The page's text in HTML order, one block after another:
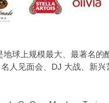
球上规模最大、最著名
人见面会、DJ 大战、新